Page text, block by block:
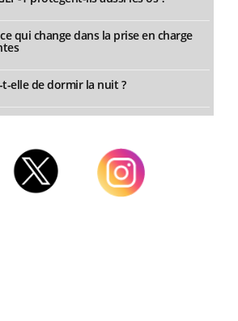
qui change dans la prise en charge
t-elle de dormir la nuit ?